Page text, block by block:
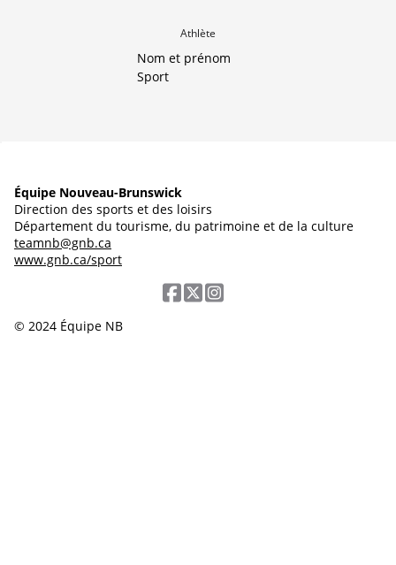
Athlète
Nom et prénom
Sport
Équipe Nouveau-Brunswick
Direction des sports et des loisirs
Département du tourisme, du patrimoine et de la culture
teamnb@gnb.ca
www.gnb.ca/sport
© 2024 Équipe NB